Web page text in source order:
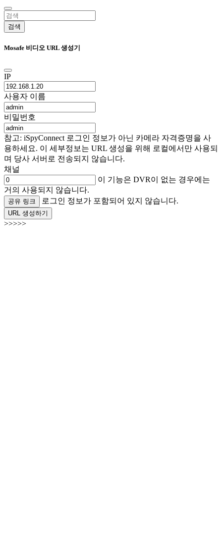
검색
Mosafe 비디오 URL 생성기
IP
사용자 이름
비밀번호
참고: iSpyConnect 로그인 정보가 아닌 카메라 자격증명을 사
용하세요. 이 세부정보는 URL 생성을 위해 로컬에서만 사용되
며 당사 서버로 전송되지 않습니다.
채널
이 기능은 DVR이 없는 경우에는
거의 사용되지 않습니다.
공유 링크 로그인 정보가 포함되어 있지 않습니다.
URL 생성하기
>>>>>